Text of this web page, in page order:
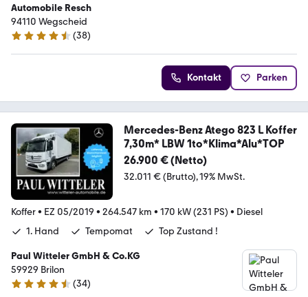
Automobile Resch
94110 Wegscheid
4.7 Sterne
(38)
Kontakt Parken
Mercedes-Benz Atego 823 L Koffer
7,30m* LBW 1to*Klima*Alu*TOP
26.900 € (Netto)
32.011 € (Brutto) 19% MwSt.
Koffer• EZ 05/2019 • 264.547 km • 170 kW (231 PS) • Diesel
1. Hand
Tempomat Top Zustand !
Paul Witteler GmbH & Co.KG
59929 Brilon
4.6 Sterne
(34)